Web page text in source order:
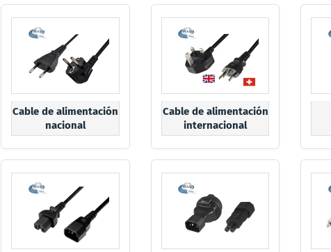
Cable de alimentación
nacional
Cable de alimentación
internacional